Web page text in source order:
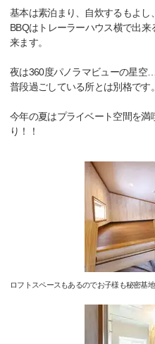
基本は素泊まり、自炊するもよし
BBQはトレーラーハウス横で出
来ます。
夜は360度パノラマビューの星空
普段過ごしている所とは別格です。
今年の夏はプライベート空間を満
り！！
ロフトスペースもあるのでお子様も秘密基